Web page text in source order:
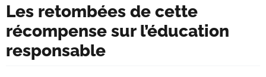
Les retombées de cette
récompense sur l’éducation
responsable